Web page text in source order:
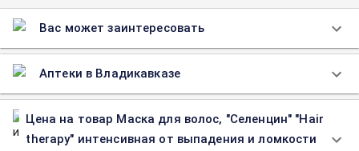
Вас может заинтересовать
Аптеки в Владикавказе
Цена на товар Маска для волос, "Селенцин" "Hair
therapy" интенсивная от выпадения и ломкости